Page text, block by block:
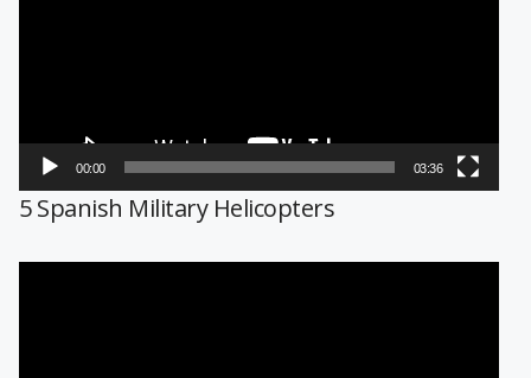
00:00 03:36
5 Spanish Military Helicopters